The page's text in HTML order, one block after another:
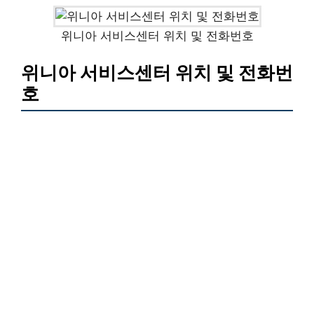
위니아 서비스센터 위치 및 전화번호
위니아 서비스센터 위치 및 전화번
호